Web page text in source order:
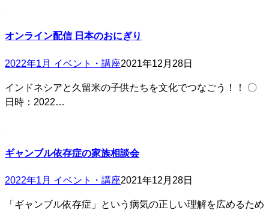
オンライン配信 日本のおにぎり
2022年1月 イベント・講座2021年12月28日
インドネシアと久留米の子供たちを文化でつなごう！！ 〇
日時：2022…
ギャンブル依存症の家族相談会
2022年1月 イベント・講座2021年12月28日
「ギャンブル依存症」という病気の正しい理解を広めるため